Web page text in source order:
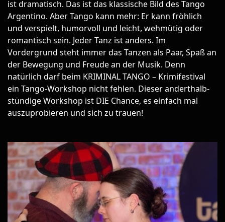
ist dramatisch. Das ist das klassische Bild des Tango
Argentino. Aber Tango kann mehr: Er kann fröhlich
und verspielt, humorvoll und leicht, wehmütig oder
romantisch sein. Jeder Tanz ist anders. Im
Vordergrund steht immer das Tanzen als Paar, Spaß an
der Bewegung und Freude an der Musik. Denn
natürlich darf beim KRIMINAL TANGO – Krimifestival
ein Tango-Workshop nicht fehlen. Dieser anderthalb-
stündige Workshop ist DIE Chance, es einfach mal
auszuprobieren und sich zu trauen!